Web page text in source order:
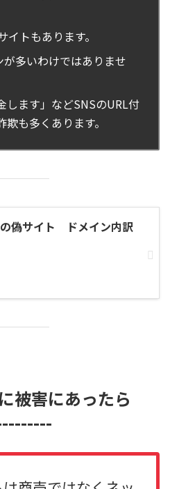
イトもあります。
多いわけではありませ
します」などSNSのURL付
も多くあります。
偽サイト ドメイン内訳
害にあったら